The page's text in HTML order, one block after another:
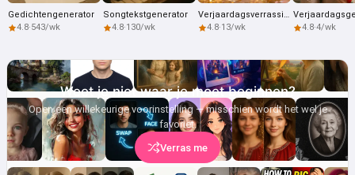
Gedichtengenerator
4.8·543/wk
Songtekstgenerator
4.8·130/wk
Verjaardagsverrassingen
4.8·13/wk 4.8·4/wk
Weet je niet waar je moet beginnen?
Open een willekeurige voorinstelling — misschien wordt het wel je
favoriet.
Verras me
Terugbetalingsbeleid